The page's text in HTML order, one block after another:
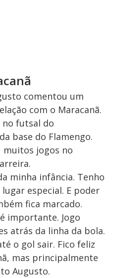
comentou um
com o Maracanã.
futsal do
base do Flamengo.
jogos no
minha infância. Tenho
especial. E poder
fica marcado.
importante. Jogo
atrás da linha da bola.
o gol sair. Fico feliz
mas principalmente
Augusto.